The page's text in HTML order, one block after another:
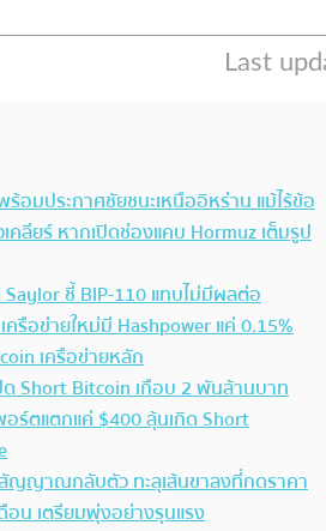
ร้อมประกาศชัยชนะเหนืออิหร่าน แม้ไร้ข้อ
คลียร์ หากเปิดช่องแคบ Hormuz เต็มรูป
Saylor ชี้ BIP-110 แทบไม่มีผลต่อ
ครือข่ายใหม่มี Hashpower แค่ 0.15%
เครือข่ายหลัก
ด Short Bitcoin เกือบ 2 พันล้านบาท
ร์ตแตกแค่ $400 ลุ้นเกิด Short
ญญาณกลับตัว ทะลุเส้นขาลงที่กดราคา
อน เตรียมพุ่งอย่างรุนแรง